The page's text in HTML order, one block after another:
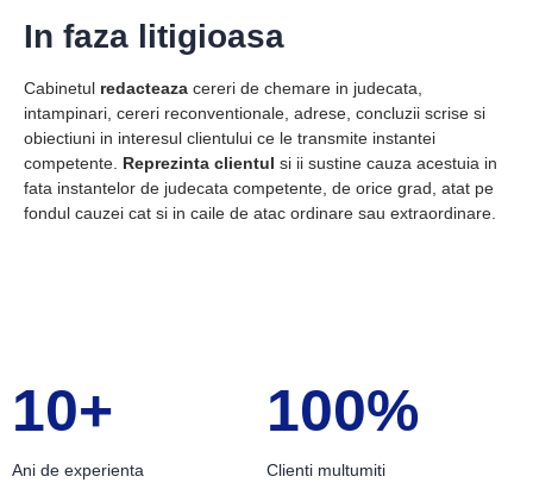
In faza litigioasa
Cabinetul redacteaza cereri de chemare in judecata,
intampinari, cereri reconventionale, adrese, concluzii scrise si
obiectiuni in interesul clientului ce le transmite instantei
competente. Reprezinta clientul si ii sustine cauza acestuia in
fata instantelor de judecata competente, de orice grad, atat pe
fondul cauzei cat si in caile de atac ordinare sau extraordinare.
10+
Ani de experienta
100%
Clienti multumiti